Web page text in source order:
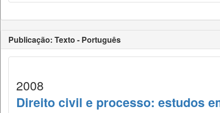
Publicação: Texto - Português
2008
Direito civil e processo: estudos